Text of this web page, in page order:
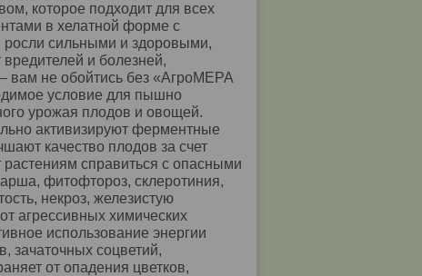
которое подходит для всех
в хелатной форме с
сильными и здоровыми,
и болезней,
вам не обойтись без «АгроМЕРА
условие для пышно
урожая плодов и овощей.
активизируют ферментные
качество плодов за счет
справиться с опасными
фитофтороз, склеротиния,
некроз, железистую
агрессивных химических
использование энергии
зачаточных соцветий,
от опадения цветков,